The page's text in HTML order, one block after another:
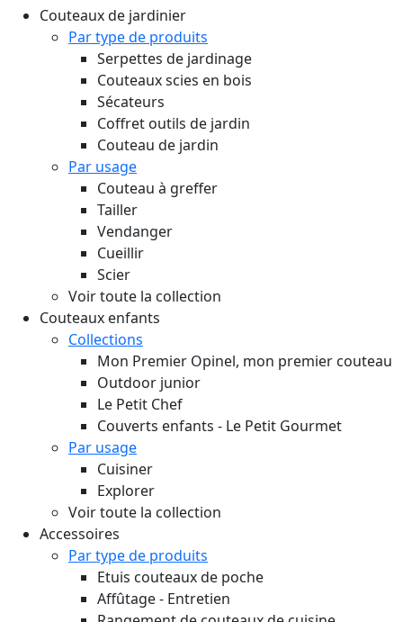
Couteaux de jardinier
Par type de produits
Serpettes de jardinage
Couteaux scies en bois
Sécateurs
Coffret outils de jardin
Couteau de jardin
Par usage
Couteau à greffer
Tailler
Vendanger
Cueillir
Scier
Voir toute la collection
Couteaux enfants
Collections
Mon Premier Opinel, mon premier couteau
Outdoor junior
Le Petit Chef
Couverts enfants - Le Petit Gourmet
Par usage
Cuisiner
Explorer
Voir toute la collection
Accessoires
Par type de produits
Etuis couteaux de poche
Affûtage - Entretien